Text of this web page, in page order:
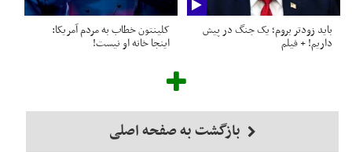
باید زودتر بروم؛ یک جنگ در پیش
داریم! + فیلم
کلینتون خطاب به مردم آمریکا:
اینجا خانه او نیست!
بازگشت به صفحه اصلی